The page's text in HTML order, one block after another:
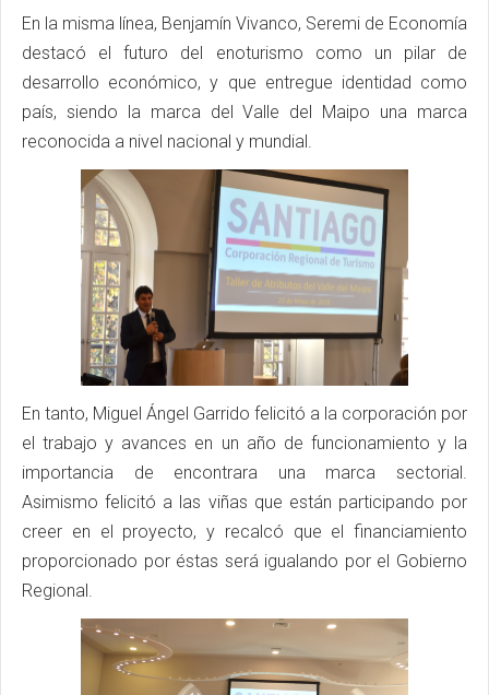
En la misma línea, Benjamín Vivanco, Seremi de Economía
destacó el futuro del enoturismo como un pilar de
desarrollo económico, y que entregue identidad como
país, siendo la marca del Valle del Maipo una marca
reconocida a nivel nacional y mundial.
En tanto, Miguel Ángel Garrido felicitó a la corporación por
el trabajo y avances en un año de funcionamiento y la
importancia de encontrara una marca sectorial.
Asimismo felicitó a las viñas que están participando por
creer en el proyecto, y recalcó que el financiamiento
proporcionado por éstas será igualando por el Gobierno
Regional.